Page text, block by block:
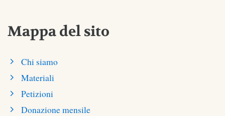
Mappa del sito
Chi siamo
Materiali
Petizioni
Donazione mensile